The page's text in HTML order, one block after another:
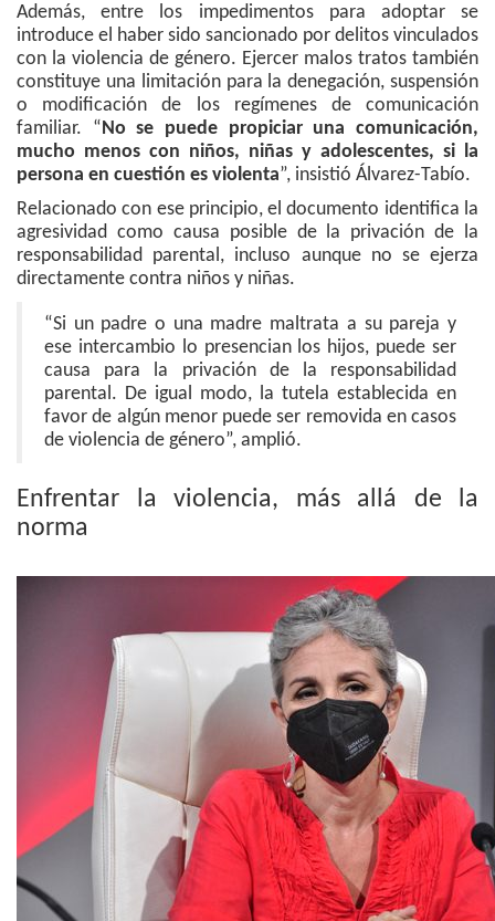
Además, entre los impedimentos para adoptar se
introduce el haber sido sancionado por delitos vinculados
con la violencia de género. Ejercer malos tratos también
constituye una limitación para la denegación, suspensión
o modificación de los regímenes de comunicación
familiar. “No se puede propiciar una comunicación,
mucho menos con niños, niñas y adolescentes, si la
persona en cuestión es violenta”, insistió Álvarez-Tabío.
Relacionado con ese principio, el documento identifica la
agresividad como causa posible de la privación de la
responsabilidad parental, incluso aunque no se ejerza
directamente contra niños y niñas.
“Si un padre o una madre maltrata a su pareja y
ese intercambio lo presencian los hijos, puede ser
causa para la privación de la responsabilidad
parental. De igual modo, la tutela establecida en
favor de algún menor puede ser removida en casos
de violencia de género”, amplió.
Enfrentar la violencia, más allá de la
norma